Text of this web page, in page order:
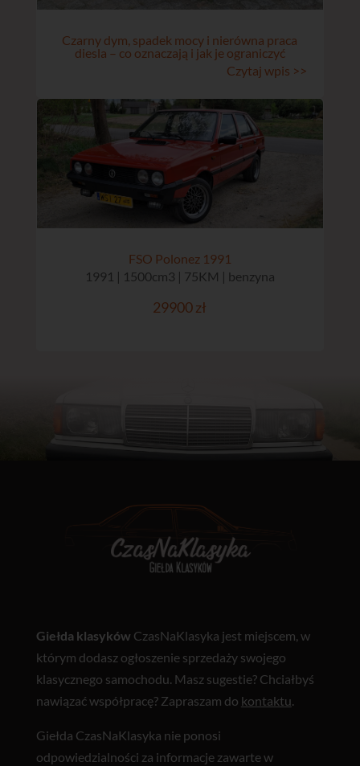
Czarny dym, spadek mocy i nierówna praca
diesla – co oznaczają i jak je ograniczyć
Czytaj wpis >>
FSO Polonez 1991
1991 | 1500cm3 | 75KM | benzyna
29900 zł
Giełda klasyków CzasNaKlasyka jest miejscem, w
którym dodasz ogłoszenie sprzedaży swojego
klasycznego samochodu. Masz sugestie? Chciałbyś
nawiązać współpracę? Zapraszam do kontaktu.
Giełda CzasNaKlasyka nie ponosi
odpowiedzialności za informacje zawarte w